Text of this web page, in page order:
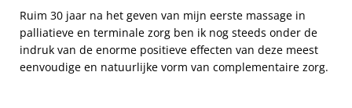
Ruim 30 jaar na het geven van mijn eerste massage in
palliatieve en terminale zorg ben ik nog steeds onder de
indruk van de enorme positieve effecten van deze meest
eenvoudige en natuurlijke vorm van complementaire zorg.